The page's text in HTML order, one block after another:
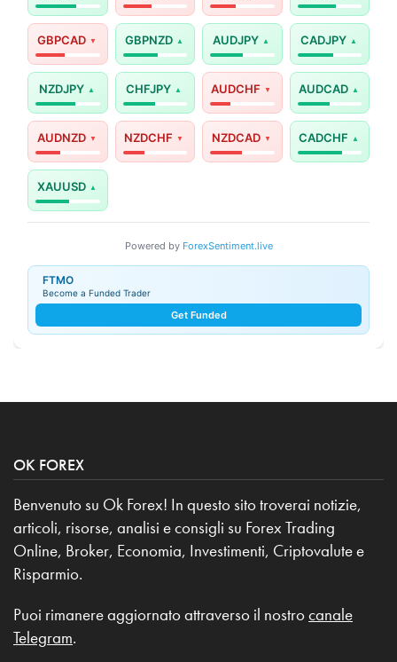
GBPCAD GBPNZD AUDJPY CADJPY
NZDJPY CHFJPY AUDCHF AUDCAD
AUDNZD NZDCHF NZDCAD CADCHF
XAUUSD
Powered by ForexSentiment.live
FTMO
Become a Funded Trader
Get Funded
OK FOREX
Benvenuto su Ok Forex! In questo sito troverai notizie,
articoli, risorse, analisi e consigli su Forex Trading
Online, Broker, Economia, Investimenti, Criptovalute e
Risparmio.
Puoi rimanere aggiornato attraverso il nostro canale
Telegram.